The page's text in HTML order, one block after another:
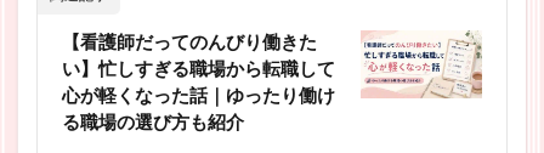
【看護師だってのんびり働きた
い】忙しすぎる職場から転職して
心が軽くなった話｜ゆったり働け
る職場の選び方も紹介